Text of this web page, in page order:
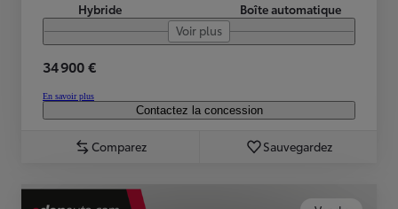
Hybride
Boîte automatique
Voir plus
34 900 €
En savoir plus
Contactez la concession
Comparez Sauvegardez